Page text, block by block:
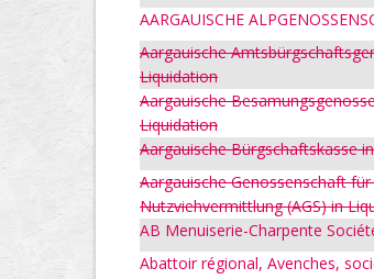
AARGAUISCHE
Aargauische
Liquidation
Aargauische
Liquidation
Aargauische Bürgschaftskasse
Aargauische Genossenschaft
Nutzviehvermittlung (AGS) in
AB Menuiserie-Charpente
Abattoir régional, Avenches,